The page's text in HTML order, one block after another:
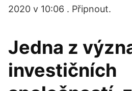
2020 v 10:06 . Připnout.
Jedna z
investičních